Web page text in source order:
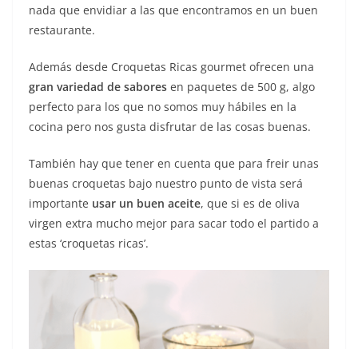
nada que envidiar a las que encontramos en un buen
restaurante.
Además desde Croquetas Ricas gourmet ofrecen una
gran variedad de sabores en paquetes de 500 g, algo
perfecto para los que no somos muy hábiles en la
cocina pero nos gusta disfrutar de las cosas buenas.
También hay que tener en cuenta que para freir unas
buenas croquetas bajo nuestro punto de vista será
importante usar un buen aceite, que si es de oliva
virgen extra mucho mejor para sacar todo el partido a
estas ‘croquetas ricas’.